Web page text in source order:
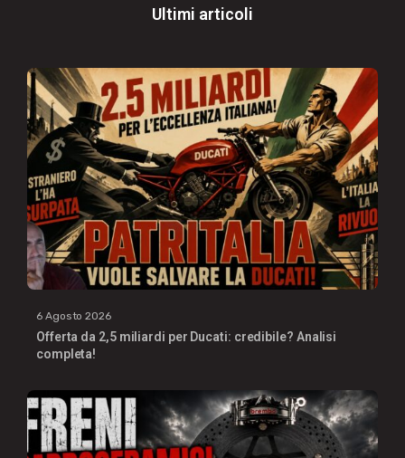
Ultimi articoli
6 Agosto 2026
Offerta da 2,5 miliardi per Ducati: credibile? Analisi
completa!